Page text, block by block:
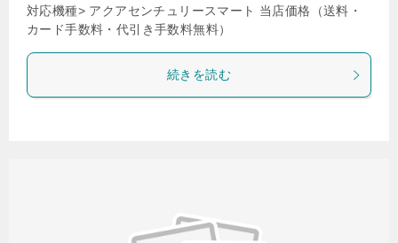
対応機種> アクアセンチュリースマート 当店価格（送料・
カード手数料・代引き手数料無料）
続きを読む